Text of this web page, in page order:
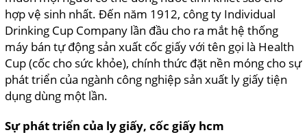
hợp vệ sinh nhất. Đến năm 1912, công ty Individual
Drinking Cup Company lần đầu cho ra mắt hệ thống
máy bán tự động sản xuất cốc giấy với tên gọi là Health
Cup (cốc cho sức khỏe), chính thức đặt nền móng cho sự
phát triển của ngành công nghiệp sản xuất ly giấy tiện
dụng dùng một lần.
Sự phát triển của ly giấy, cốc giấy hcm